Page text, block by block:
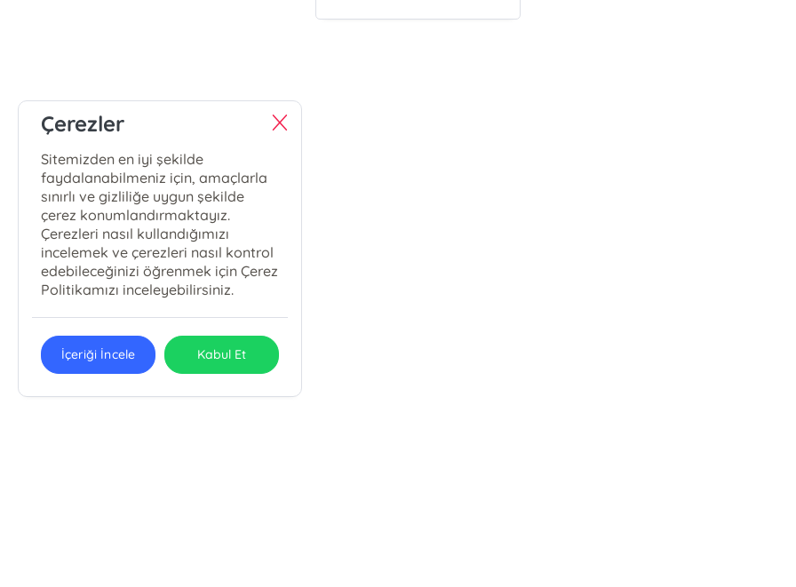
Çerezler
Sitemizden en iyi şekilde
faydalanabilmeniz için, amaçlarla
sınırlı ve gizliliğe uygun şekilde
çerez konumlandırmaktayız.
Çerezleri nasıl kullandığımızı
incelemek ve çerezleri nasıl kontrol
edebileceğinizi öğrenmek için Çerez
Politikamızı inceleyebilirsiniz.
İçeriği İncele Kabul Et